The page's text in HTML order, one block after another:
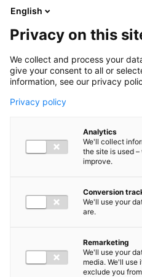
Tijdperk
English
Privacy on this
We collect and process your
give your consent to all or
information, see our privacy
Privacy policy
Analytics
We'll collect
the site is used
improve.
Conversion
We'll use your
are.
Remarketing
We'll use your
media. We'll use
exclude you